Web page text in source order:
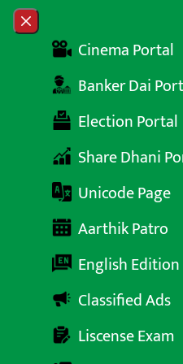
Skip to content
Close menu
Cinema Portal
Banker Dai
Election Portal
Share Dhani
Unicode Page
Aarthik Patro
English Edition
Classified Ads
Liscense Exam
सबै समाचारबेथिति मुर्दाबादबैंकिङ
‘मुलुकलाई
हटाउन